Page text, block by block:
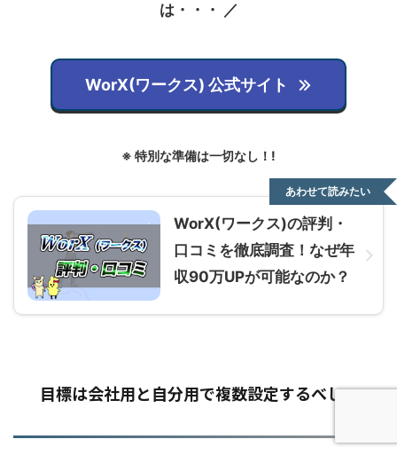
は・・・ ／
WorX(ワークス) 公式サイト
※ 特別な準備は一切なし！ !
WorX(ワークス)の評判・
口コミを徹底調査！なぜ年
収90万UPが可能なのか？
あわせて読みたい
目標は会社用と自分用で複数設定するべし